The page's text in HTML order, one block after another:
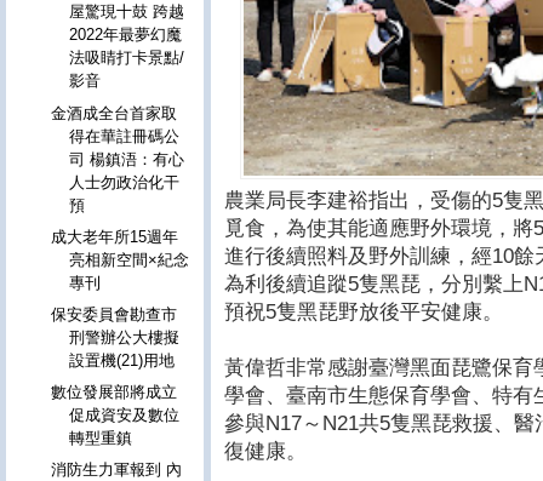
農業局長李建裕指出，受傷的5隻
覓食，為使其能適應野外環境，
進行後續照料及野外訓練，經10
為利後續追蹤5隻黑琵，分別繫上
預祝5隻黑琵野放後平安健康。
黃偉哲非常感謝臺灣黑面琵鷺保
學會、臺南市生態保育學會、特
參與N17～N21共5隻黑琵救援、
復健康。
屋驚現十鼓 跨越
2022年最夢幻魔
法吸睛打卡景點/
影音
金酒成全台首家取
得在華註冊碼公
司 楊鎮浯：有心
人士勿政治化干
預
成大老年所15週年
亮相新空間×紀念
專刊
保安委員會勘查市
刑警辦公大樓擬
設置機(21)用地
數位發展部將成立
促成資安及數位
轉型重鎮
消防生力軍報到 內